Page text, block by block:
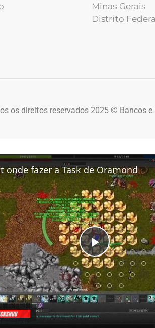
Minas Gerais
Distrito
os direitos reservados 2025 © Bancos e
Play
onde fazer a Task de Oramond